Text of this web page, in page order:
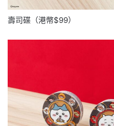
壽司碟（港幣$99）